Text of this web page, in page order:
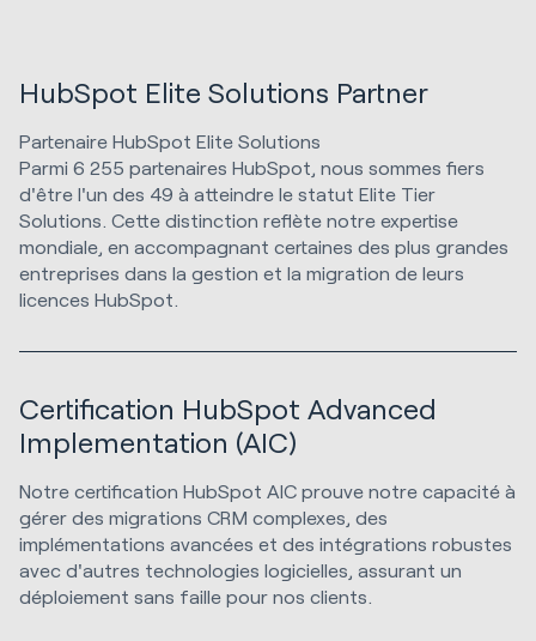
HubSpot Elite Solutions Partner
Partenaire HubSpot Elite Solutions
Parmi 6 255 partenaires HubSpot, nous sommes fiers
d'être l'un des 49 à atteindre le statut Elite Tier
Solutions. Cette distinction reflète notre expertise
mondiale, en accompagnant certaines des plus grandes
entreprises dans la gestion et la migration de leurs
licences HubSpot.
Certification HubSpot Advanced
Implementation (AIC)
Notre certification HubSpot AIC prouve notre capacité à
gérer des migrations CRM complexes, des
implémentations avancées et des intégrations robustes
avec d'autres technologies logicielles, assurant un
déploiement sans faille pour nos clients.